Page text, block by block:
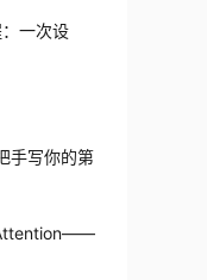
一次设
手写你的第
Attention——